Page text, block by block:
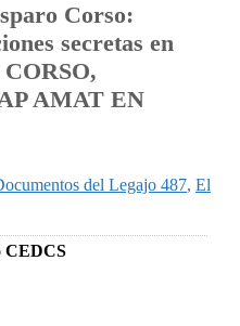
Corso:
secretas en
AMAT EN
del Legajo 487, El
CEDCS